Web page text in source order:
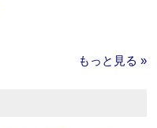
もっと見る »